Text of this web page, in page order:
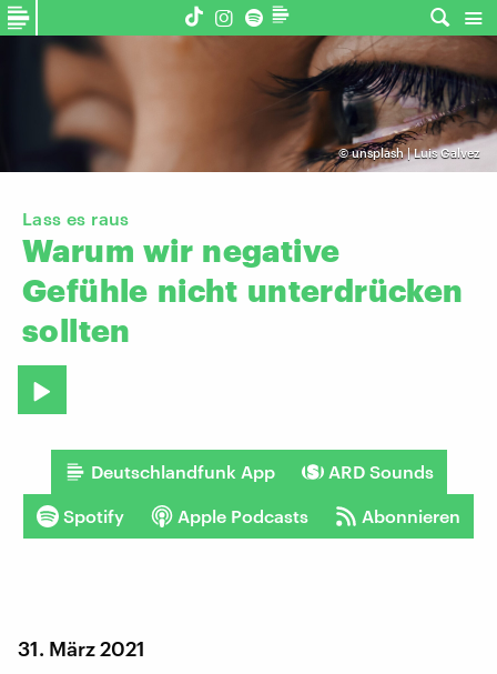
©unsplash | Luis Galvez
Lass es raus
Warum wir negative
Gefühle nicht unterdrücken
sollten
Deutschlandfunk App ARD Sounds
Spotify Apple Podcasts Abonnieren
31. März 2021